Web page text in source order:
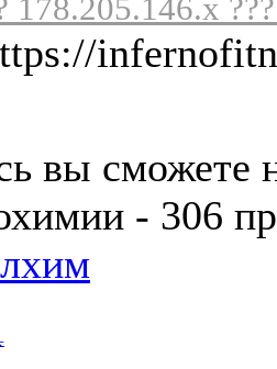
178.205.146.x
вы сможете
- 306